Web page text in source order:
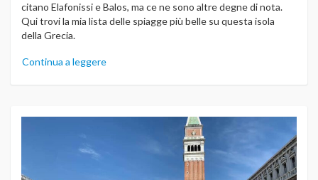
citano Elafonissi e Balos, ma ce ne sono altre degne di nota.
Qui trovi la mia lista delle spiagge più belle su questa isola
della Grecia.
Continua a leggere